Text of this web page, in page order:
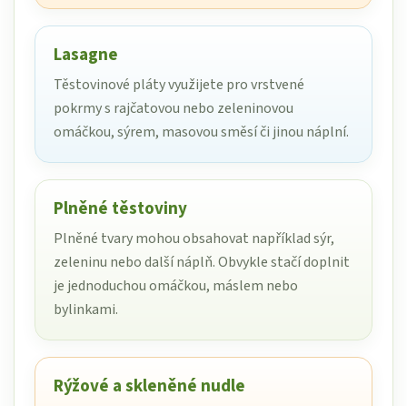
Lasagne
Těstovinové pláty využijete pro vrstvené
pokrmy s rajčatovou nebo zeleninovou
omáčkou, sýrem, masovou směsí či jinou náplní.
Plněné těstoviny
Plněné tvary mohou obsahovat například sýr,
zeleninu nebo další náplň. Obvykle stačí doplnit
je jednoduchou omáčkou, máslem nebo
bylinkami.
Rýžové a skleněné nudle